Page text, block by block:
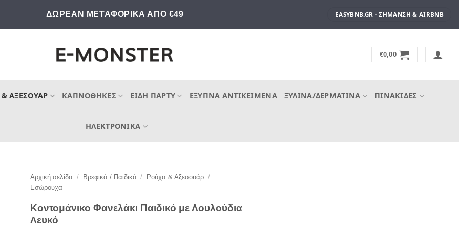
ΔΩΡΕΑΝ ΜΕΤΑΦΟΡΙΚΑ ΑΠΟ €49 EASYBNB.GR - ΣΉΜΑΝΣΗ & AIRBNB
€0,00
ΑΞΕΣΟΥΆΡ ΚΑΠΝΟΘΉΚΕΣ ΕΊΔΗ ΠΆΡΤΥ ΈΞΥΠΝΑ ΑΝΤΙΚΕΊΜΕΝΑ ΞΎΛΙΝΑ/ΔΕΡΜΆΤΙΝΑ ΠΙΝΑΚΊΔΕΣ
ΗΛΕΚΤΡΟΝΙΚΆ
Αρχική σελίδα / Βρεφικά / Παιδικά / Ρούχα & Αξεσουάρ /
Εσώρουχα
Κοντομάνικο Φανελάκι Παιδικό με Λουλούδια
Λευκό